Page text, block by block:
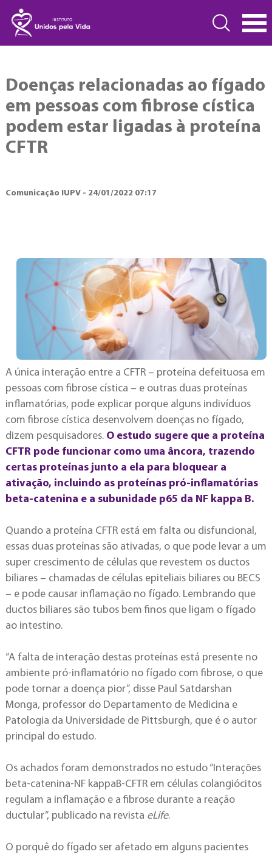
Doenças relacionadas ao fígado
em pessoas com fibrose cística
podem estar ligadas à proteína
CFTR
Comunicação IUPV - 24/01/2022 07:17
A única interação entre a CFTR – proteína defeituosa em
pessoas com fibrose cística – e outras duas proteínas
inflamatórias, pode explicar porque alguns indivíduos
com fibrose cística desenvolvem doenças no fígado,
dizem pesquisadores. O estudo sugere que a proteína
CFTR pode funcionar como uma âncora, trazendo
certas proteínas junto a ela para bloquear a
ativação, incluindo as proteínas pró-inflamatórias
beta-catenina e a subunidade p65 da NF kappa B.
Quando a proteína CFTR está em falta ou disfuncional,
essas duas proteínas são ativadas, o que pode levar a um
super crescimento de células que revestem os ductos
biliares – chamadas de células epiteliais biliares ou BECS
– e pode causar inflamação no fígado. Lembrando que
ductos biliares são tubos bem finos que ligam o fígado
ao intestino.
“A falta de interação destas proteínas está presente no
ambiente pró-inflamatório no fígado com fibrose, o que
pode tornar a doença pior”, disse Paul Satdarshan
Monga, professor do Departamento de Medicina e
Patologia da Universidade de Pittsburgh, que é o autor
principal do estudo.
Os achados foram demonstrados no estudo “Interações
beta-catenina-NF kappaB-CFTR em células colangiócitos
regulam a inflamação e a fibrose durante a reação
ductular”, publicado na revista eLife.
O porquê do fígado ser afetado em alguns pacientes